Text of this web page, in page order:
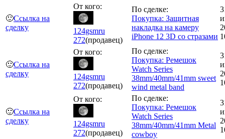
🙂Ссылка на
сделку
От кого:
124gsmru
272(продавец)
По сделке:
Покупка: Защитная
накладка на камеру
iPhone 12 3D со стразами
🙂Ссылка на
сделку
От кого:
124gsmru
272(продавец)
По сделке:
Покупка: Ремешок
Watch Series
38mm/40mm/41mm sweet
wind metal band
🙂Ссылка на
сделку
От кого:
124gsmru
272(продавец)
По сделке:
Покупка: Ремешок
Watch Series
38mm/40mm/41mm Metal
cowboy